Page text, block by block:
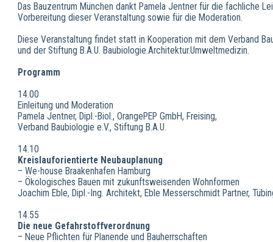
Das Bauzentrum München dankt Pamela Jentner für die fachliche
Vorbereitung dieser Veranstaltung sowie für die Moderation.
Diese Veranstaltung findet statt in Kooperation mit dem Verband
und der Stiftung B.A.U. Baubiologie.Architektur.Umweltmedizin.
Programm
14.00
Einleitung und Moderation
Pamela Jentner, Dipl.-Biol., OrangePEP GmbH, Freising,
Verband Baubiologie e.V., Stiftung B.A.U.
14.10
Kreislauforientierte Neubauplanung
– We-house Braakenhafen Hamburg
– Ökologisches Bauen mit zukunftsweisenden Wohnformen
Joachim Eble, Dipl.-Ing. Architekt, Eble Messerschmidt Partner,
14.55
Die neue Gefahrstoffverordnung
– Neue Pflichten für Planende und Bauherrschaften